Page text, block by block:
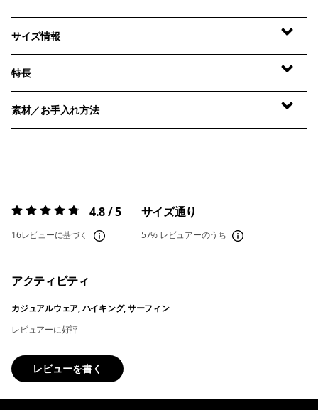
サイズ情報
特長
素材／お手入れ方法
評価:4.8 / 5 4.8 / 5
16レビューに基づく
サイズ通り
57% レビュアーのうち
アクティビティ
カジュアルウェア, ハイキング, サーフィン
レビュアーに好評
レビューを書く